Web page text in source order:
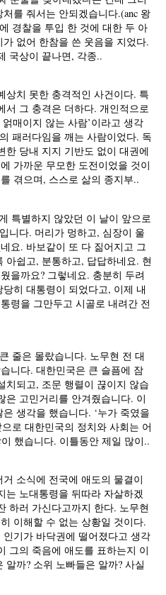
를 줘서는 안되겠습니다.(anc 왕
경찰을 투입 한 것에 대한 두 아
없어 한참을 쓴 웃음을 지었다.
국상이 끝나면, 각종..
상치 못한 충격적인 사건이다. 특
서 그 충격은 더하다. 개인적으로
매이지 않는 사람’이라고 생각
패러다임을 깨는 사람이었다. 독
한 당내 지지 기반도 없이 대권에
가까운 무모한 도전이었을 것이
겪으며, 스스로 삶의 종지부..
특별하지 않았던 이 날이 앞으로
니다. 머리가 멍하고, 심장이 울
요. 바보같이 또 다 짊어지고 그
아쉽고, 분통하고, 답답하네요. 현
을까요? 그렇네요. 충분히 두려
히 대통령이 되었다고, 이제 내
령을 그만두고 시골로 내려간 전
줄은 몰랐습니다. 노무현 전 대
니다. 대한민국은 큰 슬픔에 잠
치되고, 조문 행렬이 끊이지 않습
은 고민거리를 안겨줬습니다. 이
생각을 했습니다. ‘누가 죽였을
로 대한민국의 정치와 사회는 어
했습니다. 이틀동안 제일 많이..
소식에 전국에 애도의 물결이
는 노대통령을 뒤따라 자살하겠
하러 가신다고까지 한다. 노무현
이해할 수 없는 상황일 것이다.
기가 바닥권에 떨어졌다고 생각
그의 죽음에 애도를 표하는지 이
까? 소위 노빠들은 알까? 사실